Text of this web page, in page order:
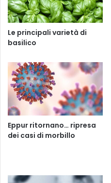
Le principali varietà di
basilico
Eppur ritornano… ripresa
dei casi di morbillo